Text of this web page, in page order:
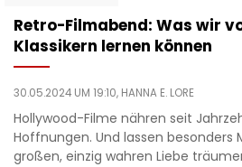
Retro-Filmabend: Was wir
Klassikern lernen können
30.05.2024 UM 19:10, HANNA E. LORE
Hollywood-Filme nähren seit
Hoffnungen. Und lassen besonders
großen, einzig wahren Liebe